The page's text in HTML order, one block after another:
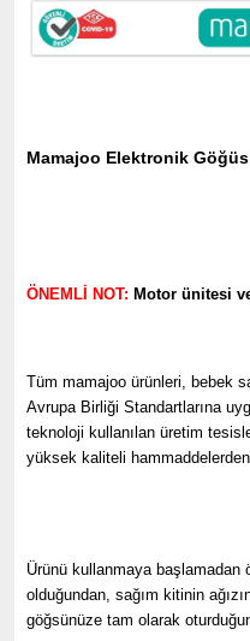
Mamajoo Elektronik Göğüs
ÖNEMLİ NOT: Motor ünitesi
Tüm mamajoo ürünleri, bebek
Avrupa Birliği Standartlarına
teknoloji kullanılan üretim
yüksek kaliteli
Ürünü kullanmaya başlamadan
olduğundan, sağım kitinin
göğsünüze tam olarak